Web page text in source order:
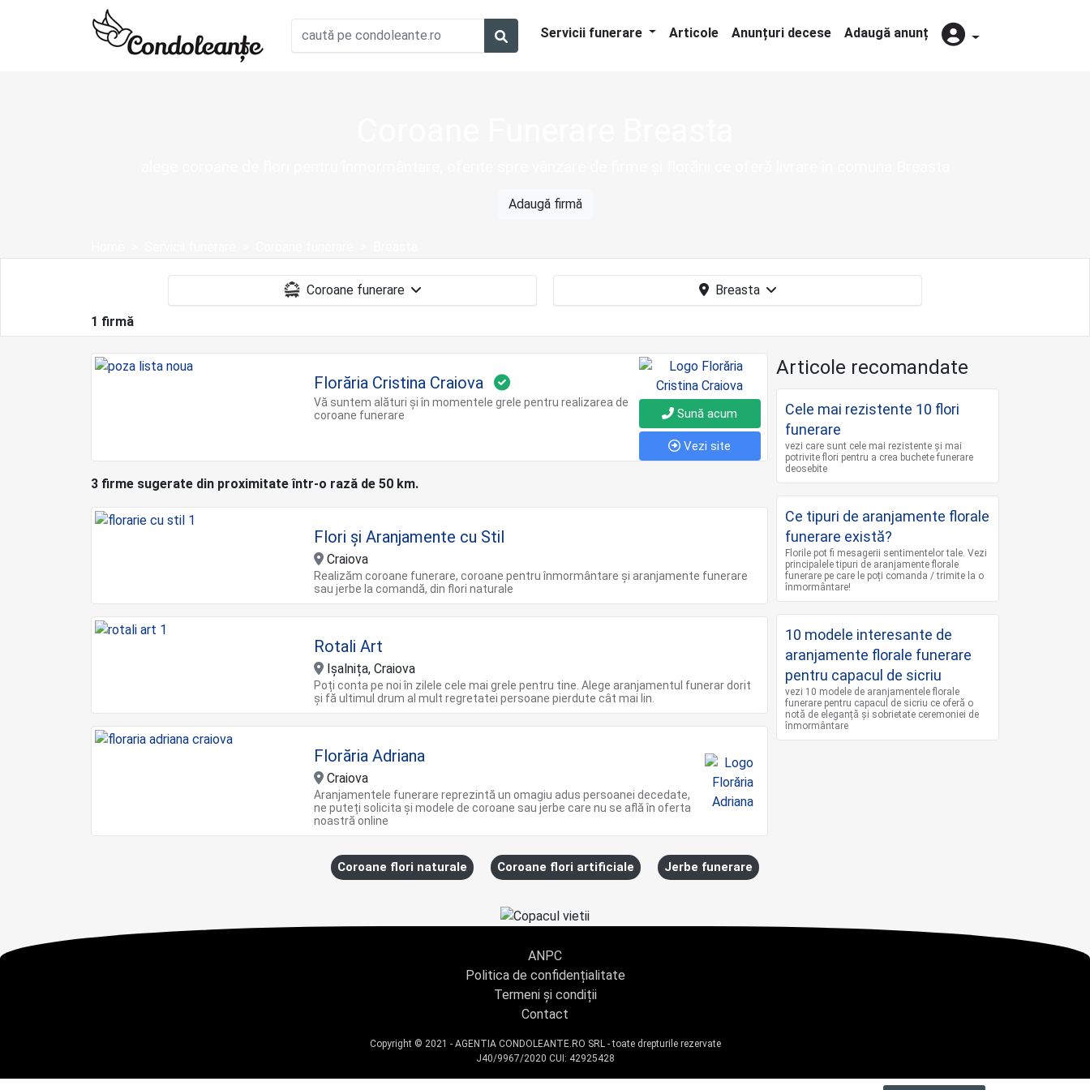
Servicii funerare Articole Anunțuri decese Adaugă anunț
Adaugă firmă
1 firmă
Florăria Cristina Craiova
Vă suntem alături și în momentele grele pentru realizarea de
coroane funerare
Sună acum
Vezi site
3 firme sugerate din proximitate într-o rază de 50 km.
Flori și Aranjamente cu Stil
Craiova
Realizăm coroane funerare, coroane pentru înmormântare și aranjamente funerare
sau jerbe la comandă, din flori naturale
Rotali Art
Ișalnița, Craiova
Poți conta pe noi în zilele cele mai grele pentru tine. Alege aranjamentul funerar dorit
și fă ultimul drum al mult regretatei persoane pierdute cât mai lin.
Florăria Adriana
Craiova
Aranjamentele funerare reprezintă un omagiu adus persoanei decedate,
ne puteți solicita și modele de coroane sau jerbe care nu se află în oferta
noastră online
Articole recomandate
Cele mai rezistente 10 flori
funerare
vezi care sunt cele mai rezistente și mai
potrivite flori pentru a crea buchete funerare
deosebite
Ce tipuri de aranjamente florale
funerare există?
Florile pot fi mesagerii sentimentelor tale. Vezi
principalele tipuri de aranjamente florale
funerare pe care le poți comanda / trimite la o
înmormântare!
10 modele interesante de
aranjamente florale funerare
pentru capacul de sicriu
vezi 10 modele de aranjamentele florale
funerare pentru capacul de sicriu ce oferă o
notă de eleganță și sobrietate ceremoniei de
înmormântare
Coroane flori naturale Coroane flori artificiale Jerbe funerare
ANPC
Politica de confidențialitate
Termeni și condiții
Contact
Copyright © 2021 - AGENTIA CONDOLEANTE.RO SRL - toate drepturile rezervate
J40/9967/2020 CUI: 42925428